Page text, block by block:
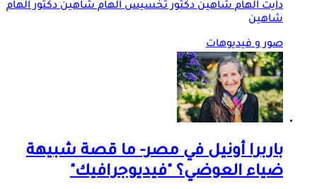
دايت الهام شاهين دكتور تخسيس الهام شاهين دكتور الهام
شاهين
صور و فيديوهات
باربرا أونيل في مصر- ما قصة شبيهة
ضياء العوضي؟ "فيديوجرافيك"